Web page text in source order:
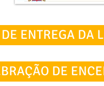
ENTREGA DA
DE